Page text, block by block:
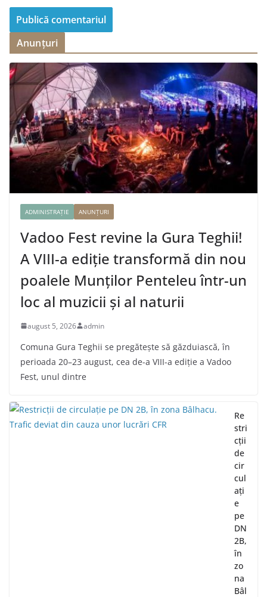
Anunțuri
ADMINISTRAȚIE ANUNȚURI
Vadoo Fest revine la Gura Teghii!
A VIII-a ediție transformă din nou
poalele Munților Penteleu într-un
loc al muzicii și al naturii
august 5, 2026 admin
Comuna Gura Teghii se pregătește să găzduiască, în
perioada 20–23 august, cea de-a VIII-a ediție a Vadoo
Fest, unul dintre
Re
stri
cții
de
cir
cul
ați
e
pe
DN
2B,
în
zo
na
Bâl